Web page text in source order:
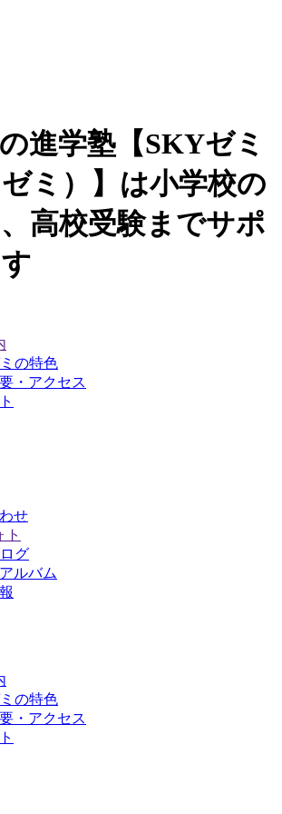
進学塾【SKYゼミ
ゼミ）】は小学校の
高校受験までサポ
の特色
・アクセス
せ
ト
グ
ルバム
の特色
・アクセス